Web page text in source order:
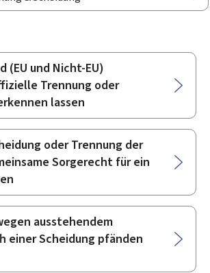
(EU und Nicht-EU)
Trennung oder
lassen
oder Trennung der
Sorgerecht für ein
ausstehendem
einer Scheidung pfänden